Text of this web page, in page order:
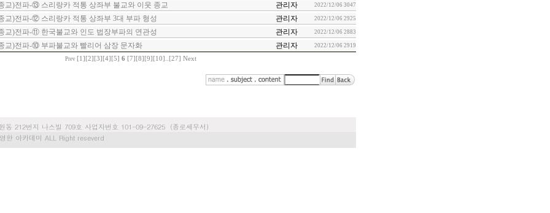
교)전파-⑬ 스리랑카 적통 상좌부 불교와 이웃 종교 관리자 2022/12/06 3047
교)전파-⑫ 스리랑카 적통 상좌부 3대 부파 형성 관리자 2022/12/06 2925
교)전파-⑪ 한국불교와 인도 법장부파의 연관성 관리자 2022/12/06 2883
교)전파-⑩ 부파불교와 빨리어 삼장 문자화 관리자 2022/12/06 2919
Prev [1] [2] [3] [4] [5] 6 [7] [8] [9] [10] [27] Next